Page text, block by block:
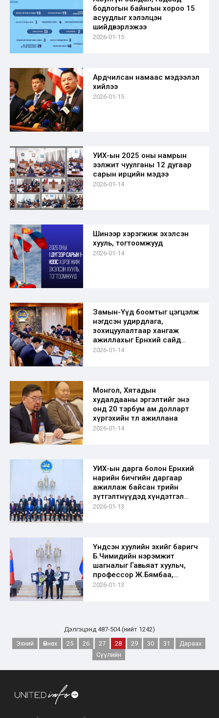
бодлогын байнгын хороо 15
асуудлыг хэлэлцэн
шийдвэрлэжээ
2026-01-15
Ардчилсан намаас мэдээлэл
хийлээ
2026-01-15
УИХ-ын 2025 оны намрын
ээлжит чуулганы 12 дугаар
сарын ирцийн мэдээ
2026-01-14
Шинээр хэрэгжиж эхэлсэн
хууль, тогтоомжууд
2026-01-14
Замын-Үүд боомтыг цэгцэлж
нэгдсэн удирдлага,
зохицуулалтаар хангаж
ажиллахыг Ерөнхий сайд
үүрэг болголоо
2026-01-14
Монгол, Хятадын
худалдааны эргэлтийг энэ
онд 20 тэрбум ам.долларт
хүргэхийн төлөө ажиллана
2026-01-14
УИХ-ын дарга болон Ерөнхий
нарийн бичгийн даргаар
ажиллаж байсан төрийн
зүтгэлтнүүдэд хүндэтгэл
үзүүллээ
2026-01-13
Үндсэн хуулийн эхийг баригч
Б.Чимидийн нэрэмжит
шагналыг Гавьяат хуульч,
профессор Ж.Бямбаа,
профессор Ж.Эрхэсхулан
2026-01-13
Дэлгэцэнд 487-504 (нийт 1242)
Эхний
Өмнөх 25 26 27 28 29 30 31
Дараах
Сүүлийн